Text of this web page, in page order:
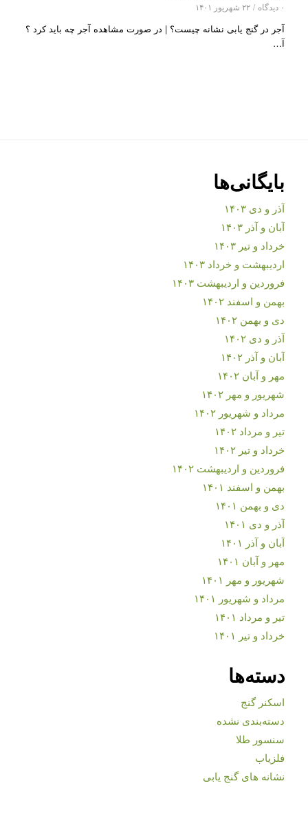
۰ دیدگاه / ۲۲ شهریور ۱۴۰۱
آجر در گنج یابی نشانه چیست؟ | در صورت مشاهده آجر چه باید کرد ؟
آ…
بایگانی‌ها
آذر و دی ۱۴۰۳
آبان و آذر ۱۴۰۳
خرداد و تیر ۱۴۰۳
اردیبهشت و خرداد ۱۴۰۳
فروردین و اردیبهشت ۱۴۰۳
بهمن و اسفند ۱۴۰۲
دی و بهمن ۱۴۰۲
آذر و دی ۱۴۰۲
آبان و آذر ۱۴۰۲
مهر و آبان ۱۴۰۲
شهریور و مهر ۱۴۰۲
مرداد و شهریور ۱۴۰۲
تیر و مرداد ۱۴۰۲
خرداد و تیر ۱۴۰۲
فروردین و اردیبهشت ۱۴۰۲
بهمن و اسفند ۱۴۰۱
دی و بهمن ۱۴۰۱
آذر و دی ۱۴۰۱
آبان و آذر ۱۴۰۱
مهر و آبان ۱۴۰۱
شهریور و مهر ۱۴۰۱
مرداد و شهریور ۱۴۰۱
تیر و مرداد ۱۴۰۱
خرداد و تیر ۱۴۰۱
دسته‌ها
اسکنر گنج
دسته‌بندی نشده
سنسور طلا
فلزیاب
نشانه های گنج یابی